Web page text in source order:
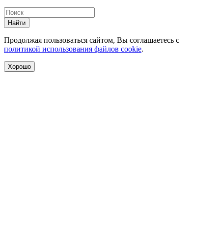
Найти
Продолжая пользоваться сайтом, Вы соглашаетесь с
политикой использования файлов cookie.
Хорошо